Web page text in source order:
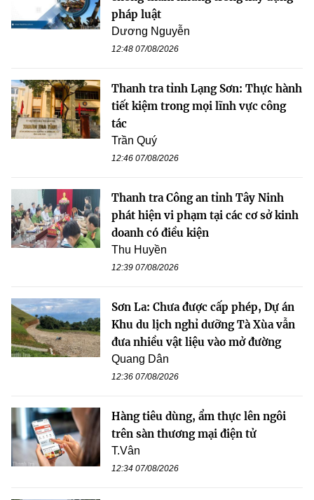
pháp luật
Dương Nguyễn
12:48 07/08/2026
Thanh tra tỉnh Lạng Sơn: Thực hành
tiết kiệm trong mọi lĩnh vực công
tác
Trần Quý
12:46 07/08/2026
Thanh tra Công an tỉnh Tây Ninh
phát hiện vi phạm tại các cơ sở kinh
doanh có điều kiện
Thu Huyền
12:39 07/08/2026
Sơn La: Chưa được cấp phép, Dự án
Khu du lịch nghỉ dưỡng Tà Xùa vẫn
đưa nhiều vật liệu vào mở đường
Quang Dân
12:36 07/08/2026
Hàng tiêu dùng, ẩm thực lên ngôi
trên sàn thương mại điện tử
T.Vân
12:34 07/08/2026